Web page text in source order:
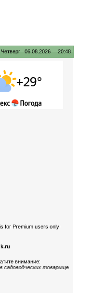
Четверг 06.08.2026 20:48
for Premium users only!
внимание:
товариществах